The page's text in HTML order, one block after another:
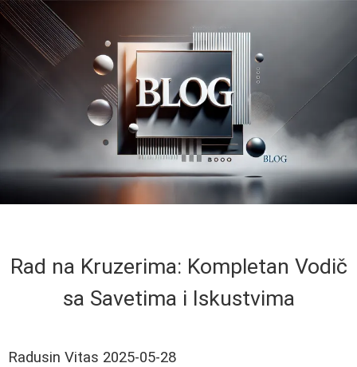
Rad na Kruzerima: Kompletan Vodič
sa Savetima i Iskustvima
Radusin Vitas 2025-05-28